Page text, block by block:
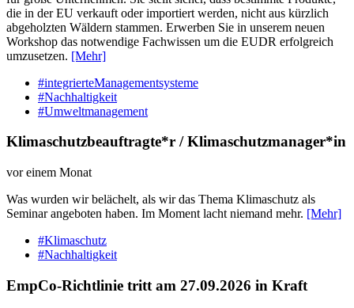
die in der EU verkauft oder importiert werden, nicht aus kürzlich
abgeholzten Wäldern stammen. Erwerben Sie in unserem neuen
Workshop das notwendige Fachwissen um die EUDR erfolgreich
umzusetzen. [Mehr]
#integrierteManagementsysteme
#Nachhaltigkeit
#Umweltmanagement
Klimaschutzbeauftragte*r / Klimaschutzmanager*in
vor einem Monat
Was wurden wir belächelt, als wir das Thema Klimaschutz als
Seminar angeboten haben. Im Moment lacht niemand mehr. [Mehr]
#Klimaschutz
#Nachhaltigkeit
EmpCo-Richtlinie tritt am 27.09.2026 in Kraft